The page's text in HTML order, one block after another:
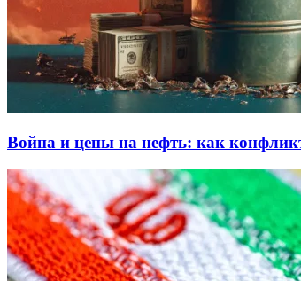
Война и цены на нефть: как